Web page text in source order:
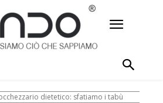
dietetico: sfatiamo i tabù